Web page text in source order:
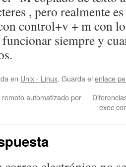
, pero realmente
control+v + m con
siempre y
en Unix - Linux. Guarda el enlace
automatizado por
exec